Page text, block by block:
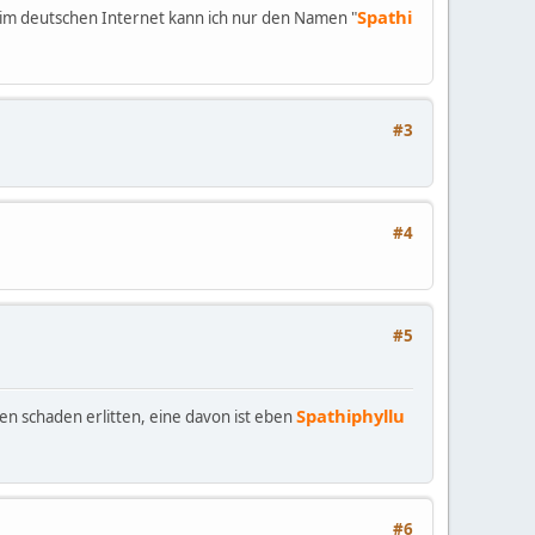
deutschen Internet kann ich nur den Namen "Spathi
#3
#4
#5
schaden erlitten, eine davon ist ebenSpathiphyllu
#6